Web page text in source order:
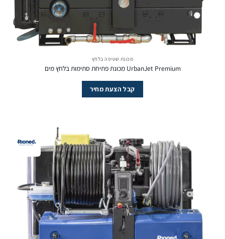
מכונת שטיפה בלחץ
UrbanJet Premium מכונת פתיחת סתימות בלחץ מים
קבל הצעת מחיר